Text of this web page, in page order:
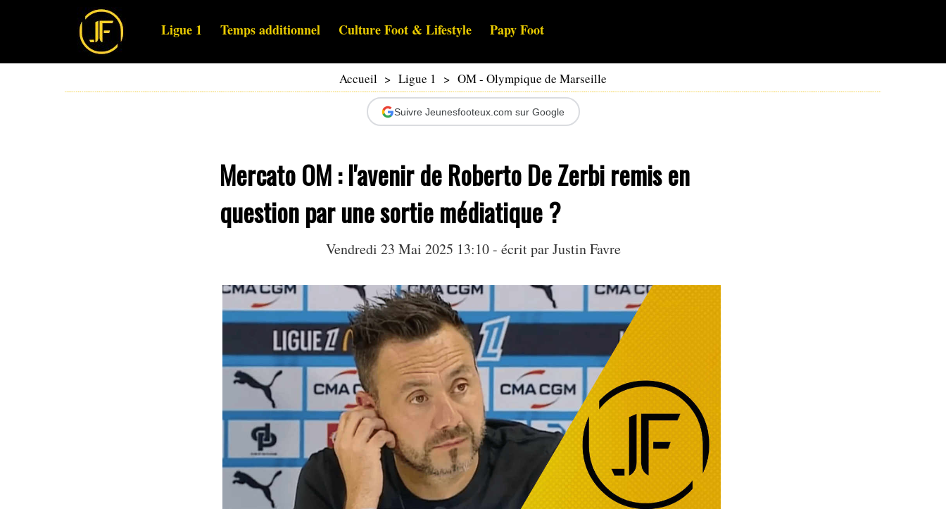
Ligue 1 Temps additionnel Culture Foot & Lifestyle Papy Foot
Accueil > Ligue 1 > OM - Olympique de Marseille
Suivre Jeunesfooteux.com sur Google
Mercato OM : l'avenir de Roberto De Zerbi remis en
question par une sortie médiatique ?
Vendredi 23 Mai 2025 13:10 - écrit parJustin Favre